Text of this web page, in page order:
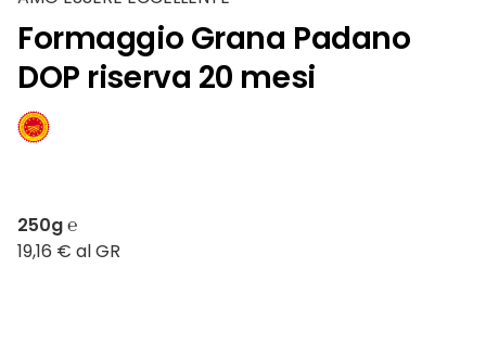
Formaggio Grana Padano
DOP riserva 20 mesi
250g ℮
19,16 € al GR